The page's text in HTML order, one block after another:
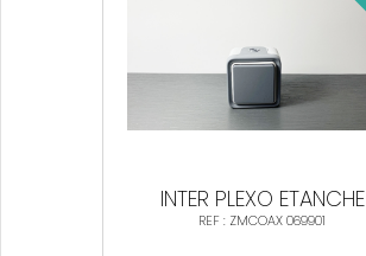
INTER PLEXO ETANCHE
REF : ZMCOAX 069901